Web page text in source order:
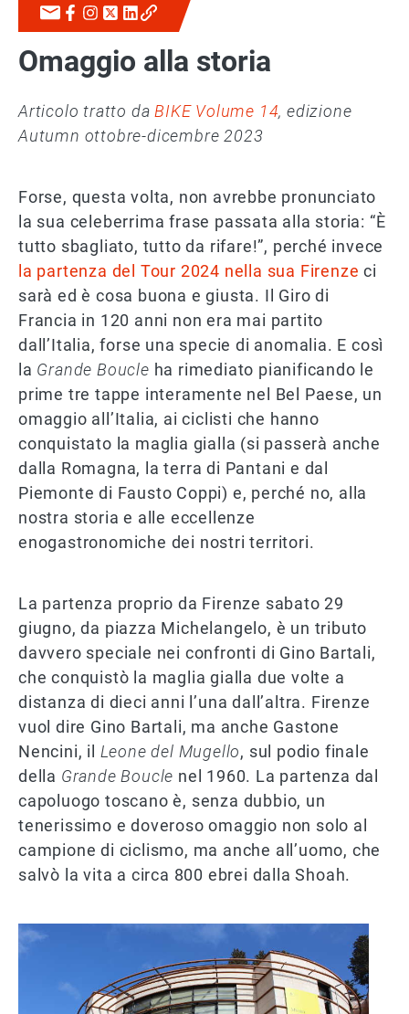
Omaggio alla storia
Articolo tratto daBIKE Volume 14, edizione
Autumn ottobre-dicembre 2023
Forse, questa volta, non avrebbe pronunciato
la sua celeberrima frase passata alla storia: “È
tutto sbagliato, tutto da rifare!”, perché invece
la partenza del Tour 2024 nella sua Firenze ci
sarà ed è cosa buona e giusta. Il Giro di
Francia in 120 anni non era mai partito
dall’Italia, forse una specie di anomalia. E così
la Grande Boucle ha rimediato pianificando le
prime tre tappe interamente nel Bel Paese, un
omaggio all’Italia, ai ciclisti che hanno
conquistato la maglia gialla (si passerà anche
dalla Romagna, la terra di Pantani e dal
Piemonte di Fausto Coppi) e, perché no, alla
nostra storia e alle eccellenze
enogastronomiche dei nostri territori.
La partenza proprio da Firenze sabato 29
giugno, da piazza Michelangelo, è un tributo
davvero speciale nei confronti di Gino Bartali,
che conquistò la maglia gialla due volte a
distanza di dieci anni l’una dall’altra. Firenze
vuol dire Gino Bartali, ma anche Gastone
Nencini, il Leone del Mugello, sul podio finale
della Grande Boucle nel 1960. La partenza dal
capoluogo toscano è, senza dubbio, un
tenerissimo e doveroso omaggio non solo al
campione di ciclismo, ma anche all’uomo, che
salvò la vita a circa 800 ebrei dalla Shoah.